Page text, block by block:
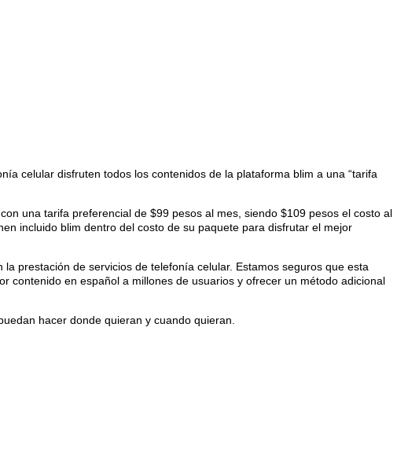
celular disfruten todos los contenidos de la plataforma blim a una “tarifa
con una tarifa preferencial de $99 pesos al mes, siendo $109 pesos el costo al
incluido blim dentro del costo de su paquete para disfrutar el mejor
prestación de servicios de telefonía celular. Estamos seguros que esta
contenido en español a millones de usuarios y ofrecer un método adicional
hacer donde quieran y cuando quieran.